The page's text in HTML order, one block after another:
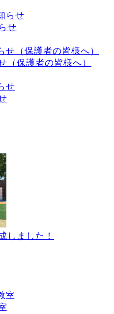
せ
（保護者の皆様へ）
しました！